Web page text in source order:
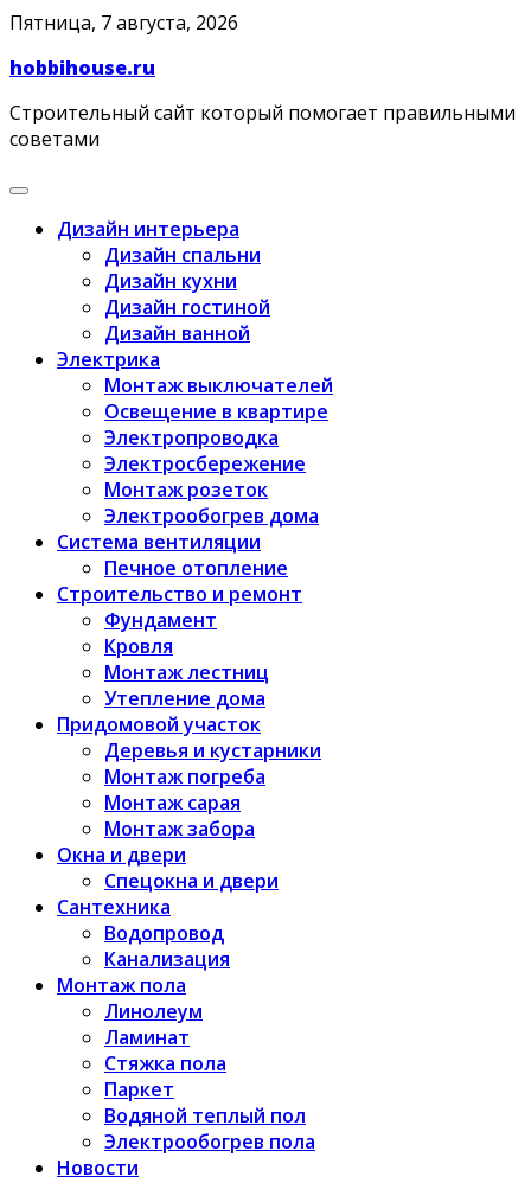
Skip
content
Пятница, 7 августа, 2026
hobbihouse.ru
Строительный сайт который помогает правильными
советами
Дизайн интерьера
Дизайн спальни
Дизайн кухни
Дизайн гостиной
Дизайн ванной
Электрика
Монтаж выключателей
Освещение в квартире
Электропроводка
Электросбережение
Монтаж розеток
Электрообогрев дома
Система вентиляции
Печное отопление
Строительство и ремонт
Фундамент
Кровля
Монтаж лестниц
Утепление дома
Придомовой участок
Деревья и кустарники
Монтаж погреба
Монтаж сарая
Монтаж забора
Окна и двери
Спецокна и двери
Сантехника
Водопровод
Канализация
Монтаж пола
Линолеум
Ламинат
Стяжка пола
Паркет
Водяной теплый пол
Электрообогрев пола
Новости